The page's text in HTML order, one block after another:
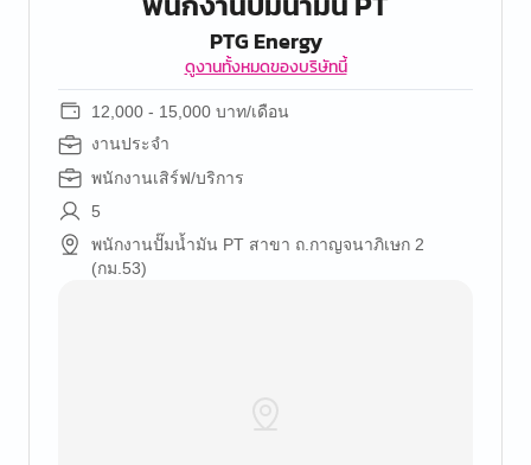
PTG Energy
ดูงานทั้งหมดของบริษัทนี้
12,000 - 15,000 บาท/เดือน
งานประจำ
พนักงานเสิร์ฟ/บริการ
5
พนักงานปั๊มน้ำมัน PT สาขา ถ.กาญจนาภิเษก 2
(กม.53)